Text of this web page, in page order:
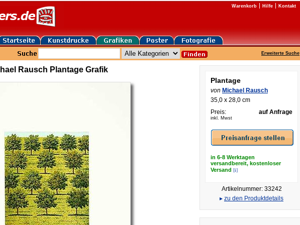
Warenkorb Hilfe Kontakt
Erweiterte Suche
Rausch Plantage Grafik
Plantage
von Michael Rausch
35,0 x 28,0 cm
Preis:
inkl. Mwst
auf Anfrage
in 6-8 Werktagen
versandbereit, kostenloser
Versand [i]
Artikelnummer: 33242
▸ zu den Produktdetails